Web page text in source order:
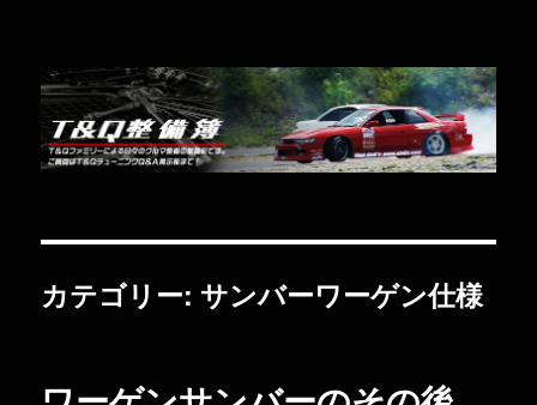
Ｔ＆Ｑ整備簿
カテゴリー: サンバーワーゲン仕様